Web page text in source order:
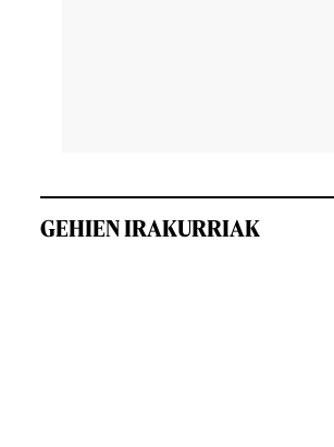
GEHIEN IRAKURRIAK